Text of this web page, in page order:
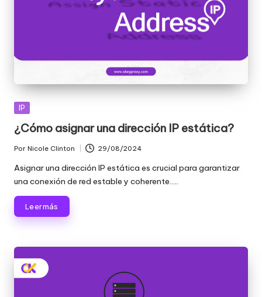
Publicada
IP
¿Cómo asignar una dirección IP estática?
Publicado
por
Por Nicole Clinton 29/08/2024
Asignar una dirección IP estática es crucial para garantizar
una conexión de red estable y coherente.....
Leer más